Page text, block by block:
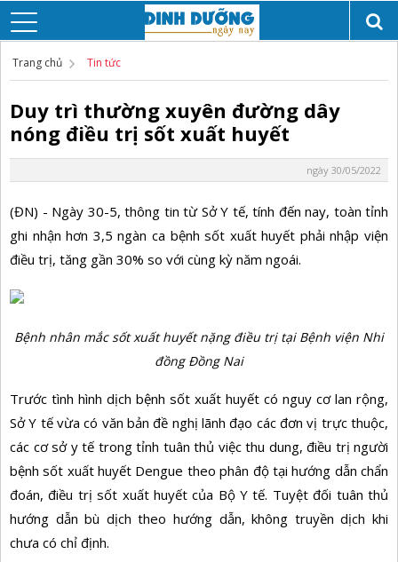
Trang chủ Tin tức
Duy trì thường xuyên đường dây
nóng điều trị sốt xuất huyết
ngày 30/05/2022
(ĐN) - Ngày 30-5, thông tin từ Sở Y tế, tính đến nay, toàn tỉnh
ghi nhận hơn 3,5 ngàn ca bệnh sốt xuất huyết phải nhập viện
điều trị, tăng gần 30% so với cùng kỳ năm ngoái.
Bệnh nhân mắc sốt xuất huyết nặng điều trị tại Bệnh viện Nhi
đồng Đồng Nai
Trước tình hình dịch bệnh sốt xuất huyết có nguy cơ lan rộng,
Sở Y tế vừa có văn bản đề nghị lãnh đạo các đơn vị trực thuộc,
các cơ sở y tế trong tỉnh tuân thủ việc thu dung, điều trị người
bệnh sốt xuất huyết Dengue theo phân độ tại hướng dẫn chẩn
đoán, điều trị sốt xuất huyết của Bộ Y tế. Tuyệt đối tuân thủ
hướng dẫn bù dịch theo hướng dẫn, không truyền dịch khi
chưa có chỉ định.